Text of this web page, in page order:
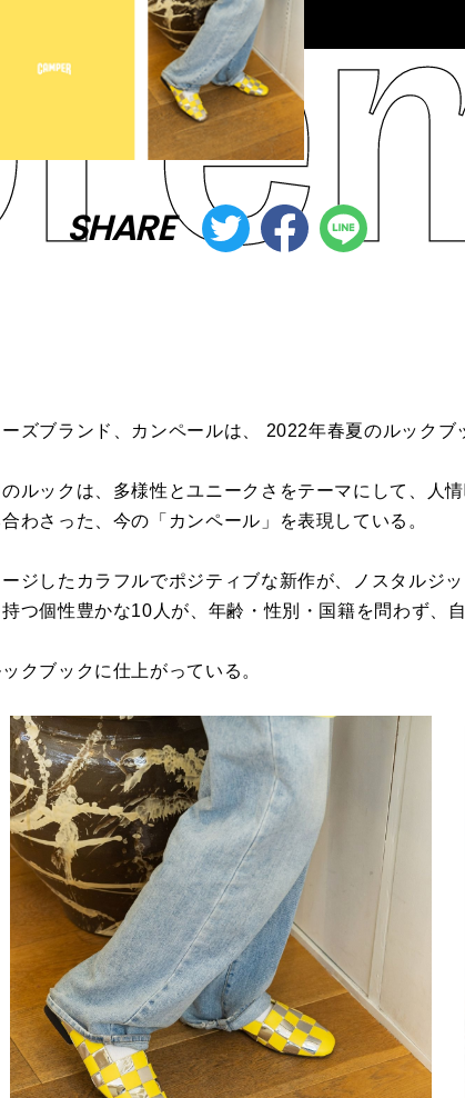
SHARE
ズブランド、カンペールは、 2022年春夏のルックブ
ルックは、 多様性とユニークさをテーマにして、
人
わさった、今の「カンペール」 を表現している。
ジしたカラフルでポジティブな新作が、ノスタルジ
つ個性豊かな10人が、年齢・性別・ 国籍を問わず、
クブックに仕上がっている。